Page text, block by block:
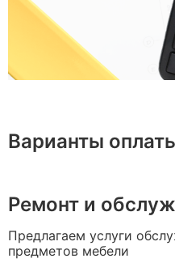
Варианты
Ремонт и
Предлагаем услуги
предметов мебели